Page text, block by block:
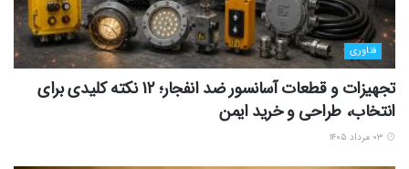
فناوری
تجهیزات و قطعات آسانسور ضد انفجار؛ 12 نکته کلیدی برای
انتخاب، طراحی و خرید ایمن